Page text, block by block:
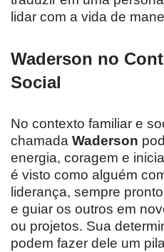
lidar com a vida de
Waderson no
Social
No contexto familiar e
chamada Waderson
energia, coragem e
é visto como alguém
liderança, sempre
e guiar os outros em
ou projetos. Sua
podem fazer dele um